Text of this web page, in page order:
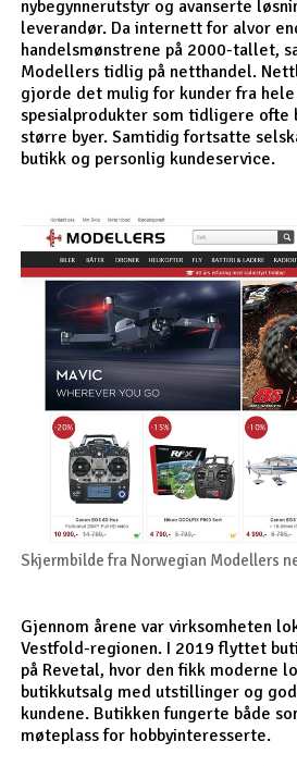
nybegynnerutstyr og avanserte
leverandør. Da internett for alvor
handelsmønstrene på 2000-tallet,
Modellers tidlig på netthandel.
gjorde det mulig for kunder fra
spesialprodukter som tidligere
større byer. Samtidig fortsatte
butikk og personlig kundeservice.
Skjermbilde fra Norwegian Modellers
Gjennom årene var virksomheten
Vestfold-regionen. I 2019 flyttet
på Revetal, hvor den fikk moderne
butikkutsalg med utstillinger og
kundene. Butikken fungerte både
møteplass for hobbyinteresserte.